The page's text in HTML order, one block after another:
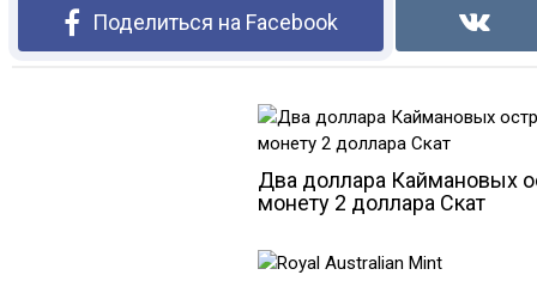
Поделиться на Facebook
Два доллара Каймановых
монету 2 доллара Скат